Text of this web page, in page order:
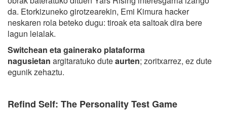
da. Etorkizuneko girotzearekin, Emi Kimura hacker
neskaren rola beteko dugu: tiroak eta saltoak dira bere
lagun leialak.
Switchean eta gainerako plataforma
nagusietan argitaratuko duteaurten; zoritxarrez, ez dute
egunik zehaztu.
Refind Self: The Personality Test Game